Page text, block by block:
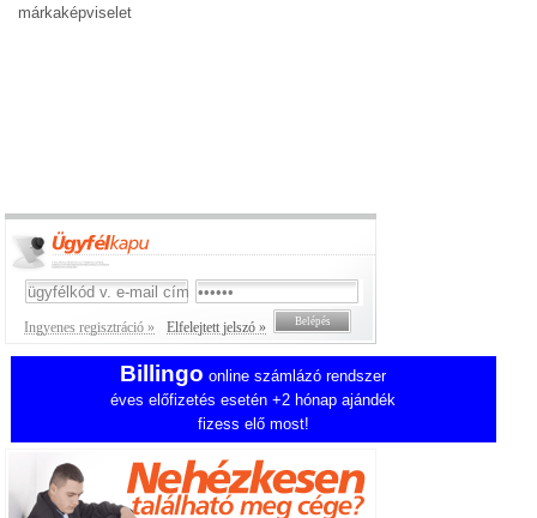
márkaképviselet
Ingyenes regisztráció » Elfelejtett jelszó »
Billingo online számlázó rendszer
éves előfizetés esetén +2 hónap ajándék
fizess elő most!